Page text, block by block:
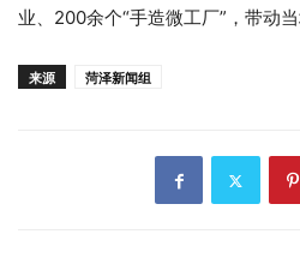
业、200余个“手造微工厂”，带动
来源 菏泽新闻组